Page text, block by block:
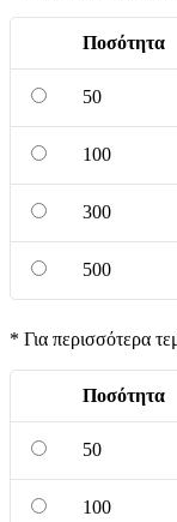
Ποσότητα
50
100
300
500
* Για περισσότερα
Ποσότητα
50
100